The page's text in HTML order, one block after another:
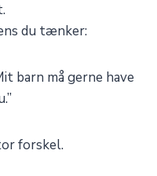
du tænker:
barn må gerne have
forskel.